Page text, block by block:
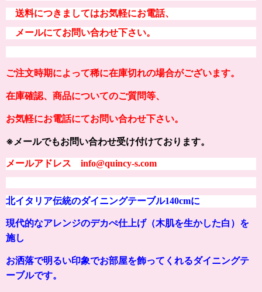
送料につきましてはお気軽にお電話、
メールにてお問い合わせ下さい。
ご注文時期によって稀に在庫切れの場合がございます。
在庫確認、商品についてのご質問等、
お気軽にお電話にてお問い合わせ下さい。
※メールでもお問い合わせ受け付けております。
メールアドレス info@quincy-s.com
北イタリア伝統のダイニングテーブル140cmに
現代的なアレンジのデカぺ仕上げ（木肌を生かした白）を
施し
お洒落で明るい印象でお部屋を飾ってくれるダイニングテ
ーブルです。